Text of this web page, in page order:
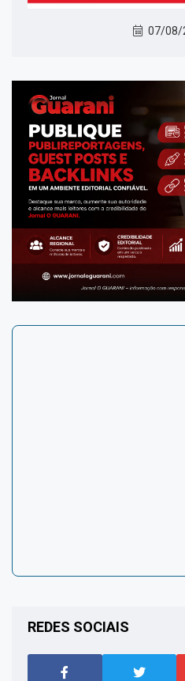
07/08/
REDES SOCIAIS